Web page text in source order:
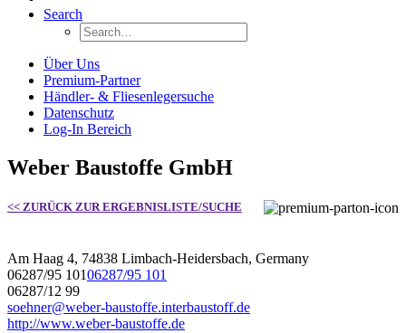
Search
Über Uns
Premium-Partner
Händler- & Fliesenlegersuche
Datenschutz
Log-In Bereich
Weber Baustoffe GmbH
<< ZURÜCK ZUR ERGEBNISLISTE/SUCHE
Am Haag 4, 74838 Limbach-Heidersbach, Germany
06287/95 10106287/95 101
06287/12 99
soehner@weber-baustoffe.interbaustoff.de
http://www.weber-baustoffe.de